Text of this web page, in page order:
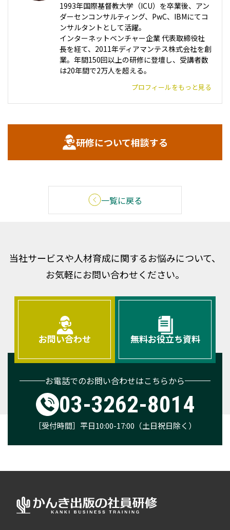
1993年国際基督教大学（ICU）を卒業後、アン
ダーセンコンサルティング、PwC、IBMにてコ
ンサルタントとして活躍。
インターネットベンチャー企業 代表取締役社
長を経て、2011年ディアマンテス株式会社を創
業。年間150回以上の研修に登壇し、受講者数
は20年間で2万人を超える。​
プロフィールをもっと見る
研修について相談する
一覧に戻る
当社サービスや人材育成に関するお悩みについて、
お気軽にお問い合わせください。
お問い合わせ 無料お役立ち資料
お電話でのお問い合わせはこちらから
03-3262-8014
［受付時間］平日10:00-17:00（土日祝日除く）